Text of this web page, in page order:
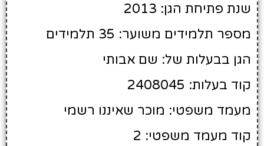
שנת פתיחת הגן: 2013
מספר תלמידים משוער: 35 תלמידים
הגן בבעלות של: שם אבותי
קוד בעלות: 2408045
מעמד משפטי: מוכר שאיננו רשמי
קוד מעמד משפטי: 2